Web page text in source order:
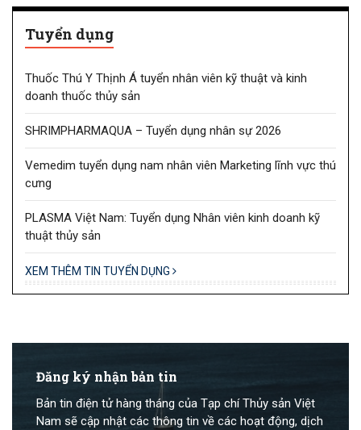
Tuyển dụng
Thuốc Thú Y Thịnh Á tuyển nhân viên kỹ thuật và kinh
doanh thuốc thủy sản
SHRIMPHARMAQUA – Tuyển dụng nhân sự 2026
Vemedim tuyển dụng nam nhân viên Marketing lĩnh vực thú
cưng
PLASMA Việt Nam: Tuyển dụng Nhân viên kinh doanh kỹ
thuật thủy sản
XEM THÊM TIN TUYỂN DỤNG
Đăng ký nhận bản tin
Bản tin điện tử hàng tháng của Tạp chí Thủy sản Việt
Nam sẽ cập nhật các thông tin về các hoạt động, dịch